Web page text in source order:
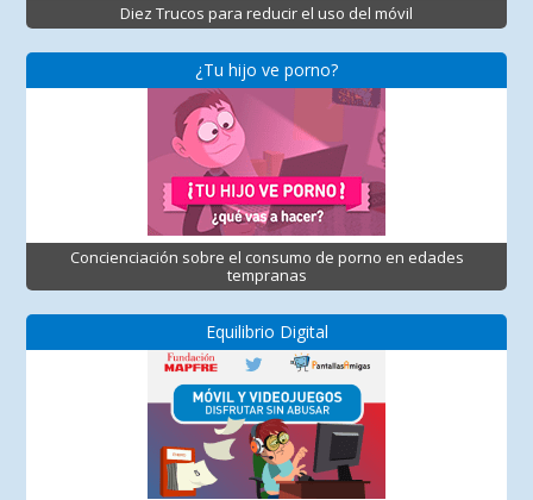
Diez Trucos para reducir el uso del móvil
¿Tu hijo ve porno?
Concienciación sobre el consumo de porno en edades
tempranas
Equilibrio Digital